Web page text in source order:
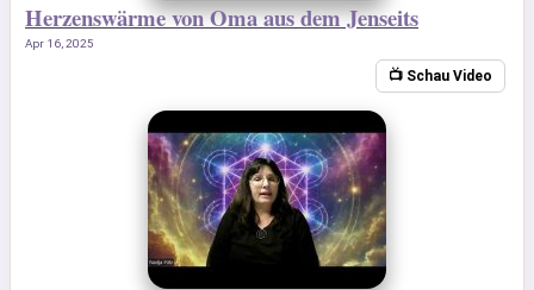
Herzenswärme von Oma aus dem Jenseits
Apr 16, 2025
📺 Schau Video